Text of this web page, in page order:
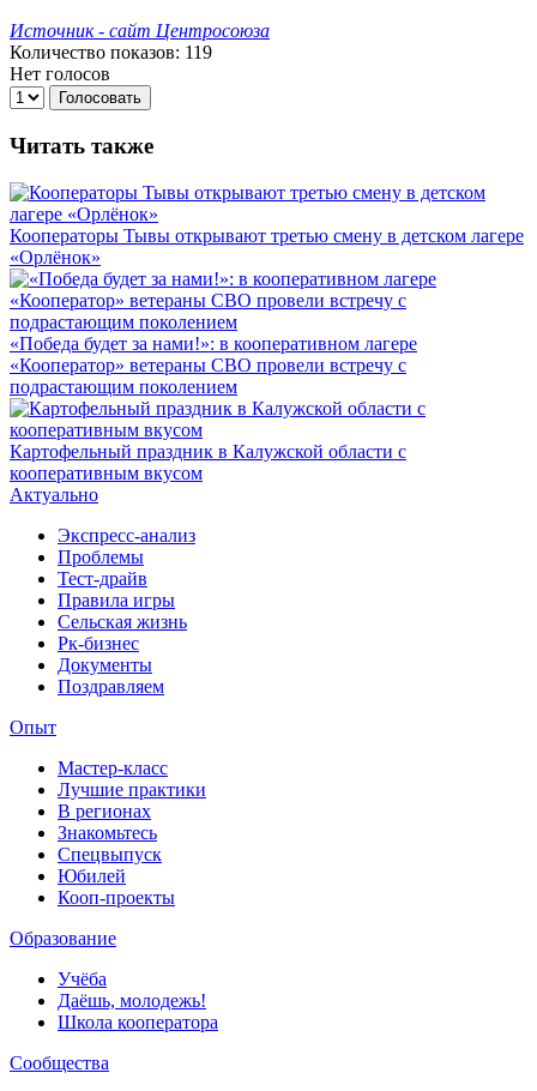
Источник - сайт Центросоюза
Количество показов: 119
Нет голосов
Голосовать
Читать также
Кооператоры Тывы открывают третью смену в детском лагере
«Орлёнок»
«Победа будет за нами!»: в кооперативном лагере
«Кооператор» ветераны СВО провели встречу с
подрастающим поколением
Картофельный праздник в Калужской области с
кооперативным вкусом
Актуально
Экспресс-анализ
Проблемы
Тест-драйв
Правила игры
Сельская жизнь
Рк-бизнес
Документы
Поздравляем
Опыт
Мастер-класс
Лучшие практики
В регионах
Знакомьтесь
Спецвыпуск
Юбилей
Кооп-проекты
Образование
Учёба
Даёшь, молодежь!
Школа кооператора
Сообщества